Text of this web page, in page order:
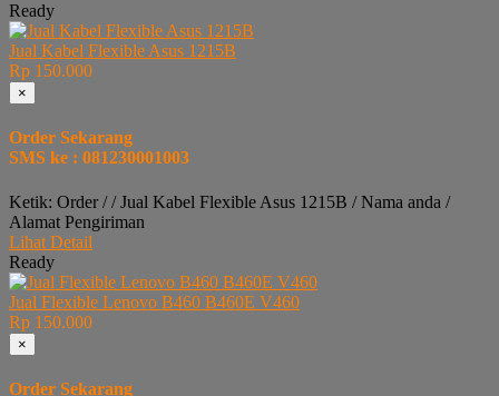
Ready
Jual Kabel Flexible Asus 1215B
Rp 150.000
×
Order Sekarang
SMS ke : 081230001003
Ketik: Order / / Jual Kabel Flexible Asus 1215B / Nama anda /
Alamat Pengiriman
Lihat Detail
Ready
Jual Flexible Lenovo B460 B460E V460
Rp 150.000
×
Order Sekarang